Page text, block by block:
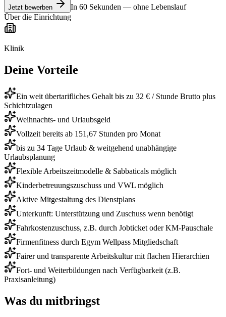
Jetzt bewerben
In 60 Sekunden — ohne Lebenslauf
Über die Einrichtung
Klinik
Deine Vorteile
Ein weit übertarifliches Gehalt bis zu 32 € / Stunde Brutto plus
Schichtzulagen
Weihnachts- und Urlaubsgeld
Vollzeit bereits ab 151,67 Stunden pro Monat
bis zu 34 Tage Urlaub & weitgehend unabhängige
Urlaubsplanung
Flexible Arbeitszeitmodelle & Sabbaticals möglich
Kinderbetreuungszuschuss und VWL möglich
Aktive Mitgestaltung des Dienstplans
Unterkunft: Unterstützung und Zuschuss wenn benötigt
Fahrkostenzuschuss, z.B. durch Jobticket oder KM-Pauschale
Firmenfitness durch Egym Wellpass Mitgliedschaft
Fairer und transparente Arbeitskultur mit flachen Hierarchien
Fort- und Weiterbildungen nach Verfügbarkeit (z.B.
Praxisanleitung)
Was du mitbringst